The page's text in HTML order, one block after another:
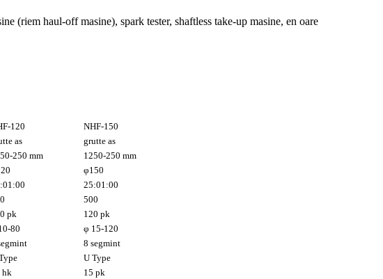
(riem haul-off masine), spark tester, shaftless take-up masine, en oare
120 NHF-150
as grutte as
250 mm 1250-250 mm
φ150
25:01:00
500
pk 120 pk
80 φ 15-120
8 segmint
U Type
hk 15 pk